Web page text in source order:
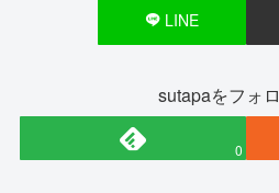
LINE
sutapaをフォ
0